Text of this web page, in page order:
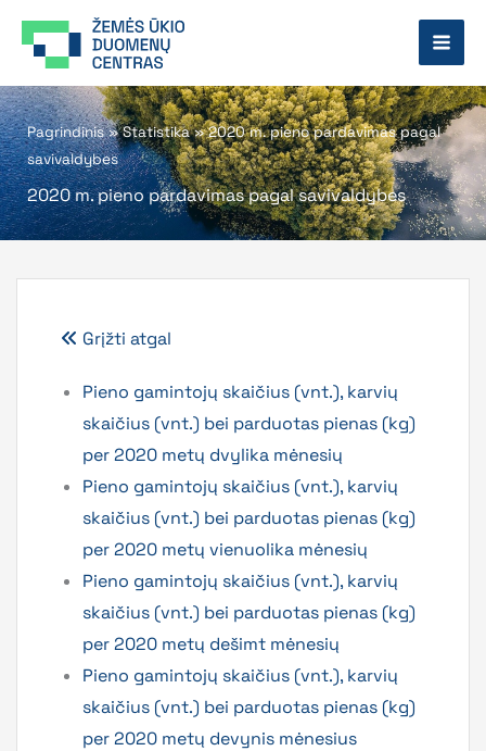
prie
Pagrindinis»Statistika»2020 m. pieno pardavimas pagal
savivaldybes
2020 m. pieno pardavimas pagal savivaldybes
Grįžti atgal
Pieno gamintojų skaičius (vnt.), karvių
skaičius (vnt.) bei parduotas pienas (kg)
per 2020 metų dvylika mėnesių
Pieno gamintojų skaičius (vnt.), karvių
skaičius (vnt.) bei parduotas pienas (kg)
per 2020 metų vienuolika mėnesių
Pieno gamintojų skaičius (vnt.), karvių
skaičius (vnt.) bei parduotas pienas (kg)
per 2020 metų dešimt mėnesių
Pieno gamintojų skaičius (vnt.), karvių
skaičius (vnt.) bei parduotas pienas (kg)
per 2020 metų devynis mėnesius